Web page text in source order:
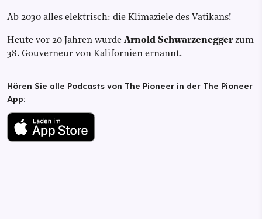
Ab 2030 alles elektrisch: die Klimaziele des Vatikans!
Heute vor 20 Jahren wurde Arnold Schwarzeneggerzum
38. Gouverneur von Kalifornien ernannt.
Hören Sie alle Podcasts von The Pioneer in der The Pioneer
App: